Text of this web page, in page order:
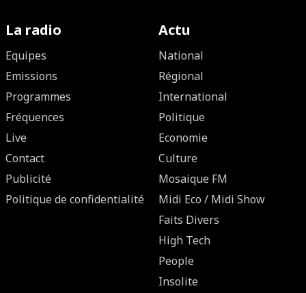
La radio
Equipes
Emissions
Programmes
Fréquences
Live
Contact
Publicité
Politique de confidentialité
Actu
National
Régional
International
Politique
Economie
Culture
Mosaique FM
Midi Eco / Midi Show
Faits Divers
High Tech
People
Insolite